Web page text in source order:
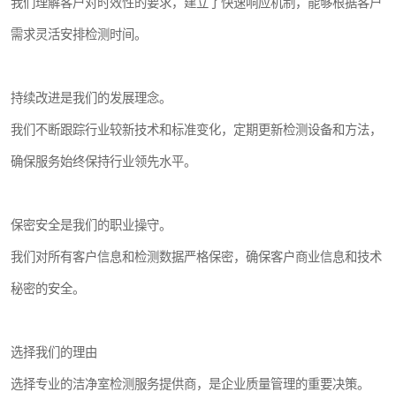
需求灵活安排检测时间。
持续改进是我们的发展理念。
我们不断跟踪行业较新技术和标准变化，定期更新检测设备和方法，
确保服务始终保持行业领先水平。
保密安全是我们的职业操守。
我们对所有客户信息和检测数据严格保密，确保客户商业信息和技术
秘密的安全。
选择我们的理由
选择专业的洁净室检测服务提供商，是企业质量管理的重要决策。